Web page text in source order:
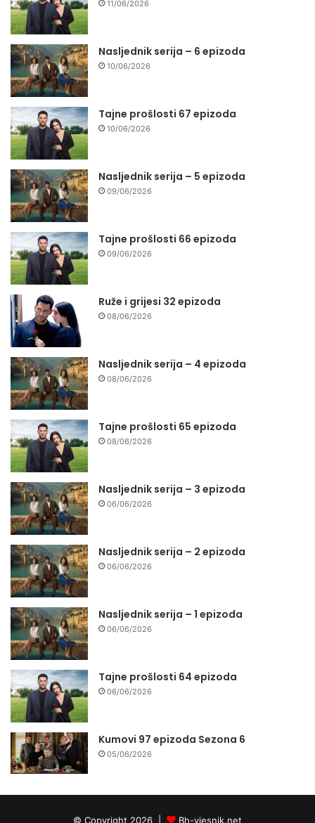
11/06/2026
Nasljednik serija – 6 epizoda
10/06/2026
Tajne prošlosti 67 epizoda
10/06/2026
Nasljednik serija – 5 epizoda
09/06/2026
Tajne prošlosti 66 epizoda
09/06/2026
Ruže i grijesi 32 epizoda
08/06/2026
Nasljednik serija – 4 epizoda
08/06/2026
Tajne prošlosti 65 epizoda
08/06/2026
Nasljednik serija – 3 epizoda
06/06/2026
Nasljednik serija – 2 epizoda
06/06/2026
Nasljednik serija – 1 epizoda
06/06/2026
Tajne prošlosti 64 epizoda
06/06/2026
Kumovi 97 epizoda Sezona 6
05/06/2026
© Copyright 2026 | Bh-vjesnik.net